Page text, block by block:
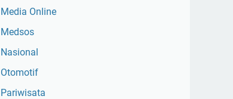
Media Online
Medsos
Nasional
Otomotif
Pariwisata